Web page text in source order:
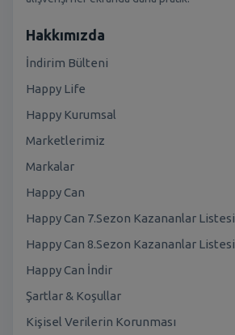
Hakkımızda
İndirim Bülteni
Happy Life
Happy Kurumsal
Marketlerimiz
Markalar
Happy Can
Happy Can 7.Sezon Kazananlar Listesi
Happy Can 8.Sezon Kazananlar Listesi
Happy Can İndir
Şartlar & Koşullar
Kişisel Verilerin Korunması